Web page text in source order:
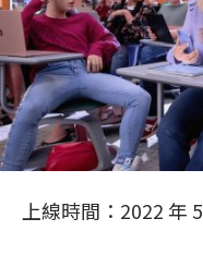
上線時間：2022 年